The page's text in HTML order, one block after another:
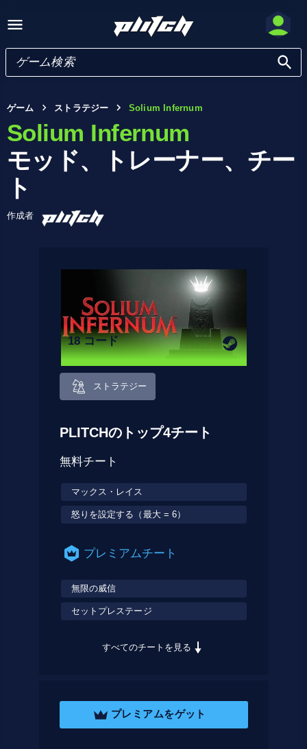
ゲーム ストラテジー Solium Infernum
Solium Infernum
モッド、トレーナー、チー
ト
作成者
18 コード
ストラテジー
PLITCHのトップ4チート
無料チート
マックス・レイス
怒りを設定する（最大 = 6）
プレミアムチート
無限の威信
セットプレステージ
すべてのチートを見る
プレミアムをゲット